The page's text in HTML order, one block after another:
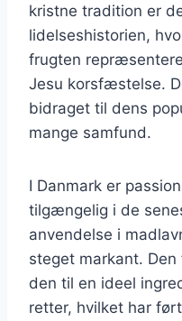
kristne tradition er
lidelseshistorien,
frugten
Jesu korsfæstelse.
bidraget til dens
mange samfund.
I Danmark er
tilgængelig i de
anvendelse i
steget markant.
den til en ideel
retter, hvilket har